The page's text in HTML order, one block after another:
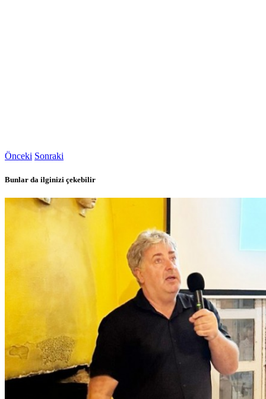
Önceki Sonraki
Bunlar da ilginizi çekebilir